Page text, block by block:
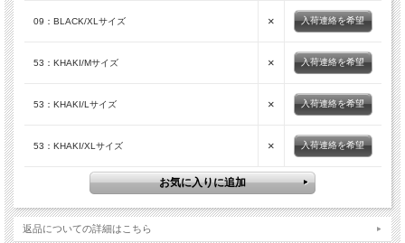
09：BLACK/XLサイズ × 入荷連絡を希望
53：KHAKI/Mサイズ × 入荷連絡を希望
53：KHAKI/Lサイズ × 入荷連絡を希望
53：KHAKI/XLサイズ × 入荷連絡を希望
返品についての詳細はこちら